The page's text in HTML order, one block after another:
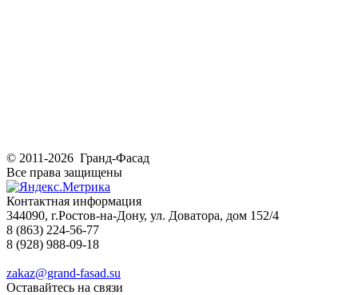
© 2011-2026 Гранд-Фасад
Все права защищены
Контактная информация
344090, г.Ростов-на-Дону, ул. Доватора, дом 152/4
8 (863) 224-56-77
8 (928) 988-09-18
zakaz@grand-fasad.su
Оставайтесь на связи